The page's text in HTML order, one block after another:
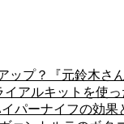
ップ？『元鈴木さ
イアルキットを使
パーナイフの効